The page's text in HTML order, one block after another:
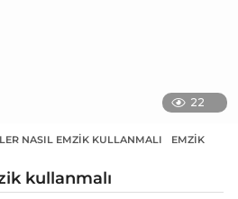
22
NASIL EMZIK KULLANMALI ,EMZIK
kullanmalı